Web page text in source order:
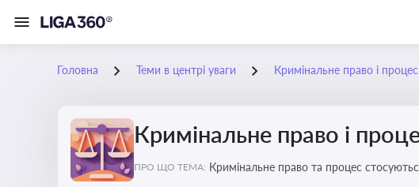
Головна Теми в центрі уваги Кримінальне право і процес
Кримінальне право і
ПРО ЩО ТЕМА: Кримінальне право та процес